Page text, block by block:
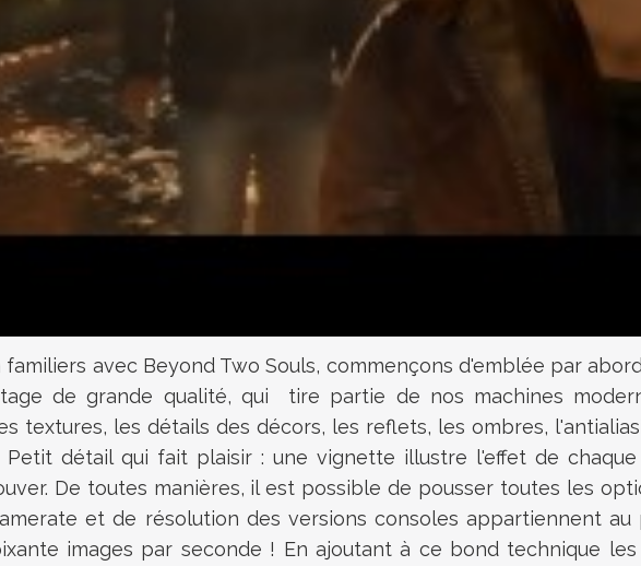
avec Beyond Two Souls, commençons d'emblée par
de grande qualité, qui tire partie de nos machines
textures, les détails des décors, les reflets, les ombres,
détail qui fait plaisir : une vignette illustre l'effet de
De toutes manières, il est possible de pousser toutes les
et de résolution des versions consoles appartiennent
images par seconde ! En ajoutant à ce bond technique